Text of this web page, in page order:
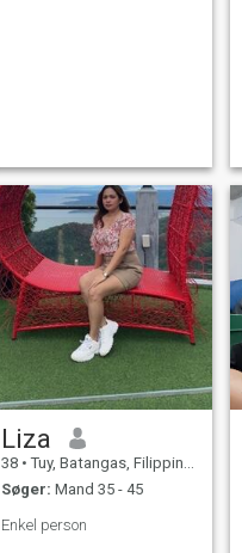
Liza
38 • Tuy, Batangas, Filippinerne
Søger: Mand 35 - 45
Enkel person